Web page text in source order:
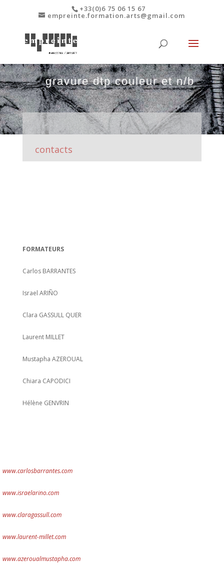
+33(0)6 75 06 15 67
empreinte.formation.arts@gmail.com
gravure dtp couleur et n/b
contacts
FORMATEURS
Carlos BARRANTES
Israel ARIÑO
Clara GASSULL QUER
Laurent MILLET
Mustapha AZEROUAL
Chiara CAPODICI
Hélène GENVRIN
www.carlosbarrantes.com
www.israelarino.com
www.claragassull.com
www.laurent-millet.com
www.azeroualmustapha.com